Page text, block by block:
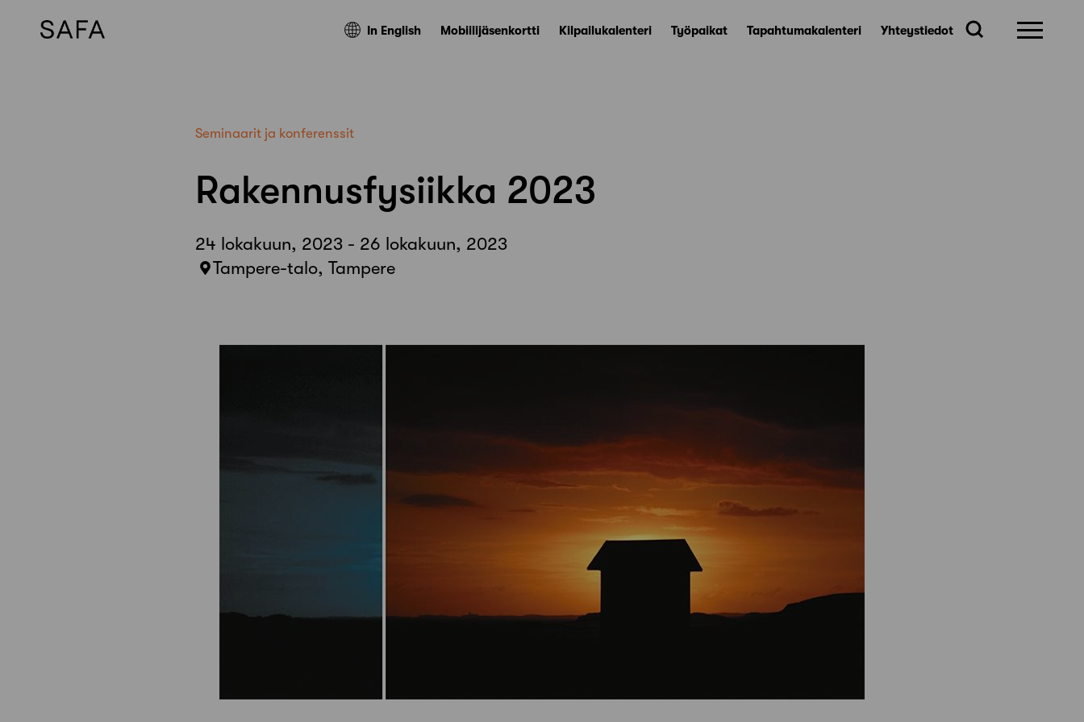
In English Mobiilijäsenkortti Kilpailukalenteri Työpaikat Tapahtumakalenteri Yhteystiedot
Seminaarit ja konferenssit
Rakennusfysiikka 2023
24 lokakuun, 2023 - 26 lokakuun, 2023
Tampere-talo, Tampere